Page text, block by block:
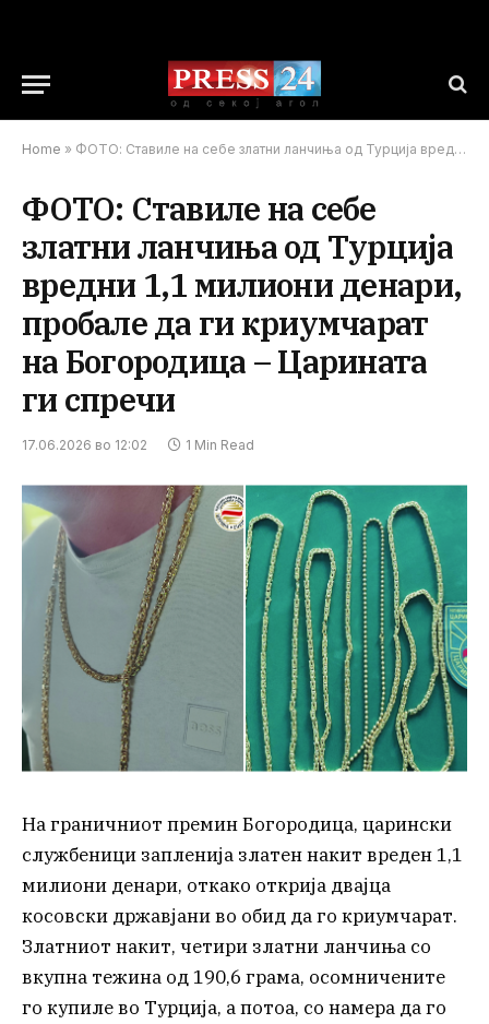
Home » ФОТО: Ставиле на себе златни ланчиња од Турција вредни 1,1 милиони денари, пробале да ги криумчарат на Богородица – Царината ги спречи
ФОТО: Ставиле на себе
златни ланчиња од Турција
вредни 1,1 милиони денари,
пробале да ги криумчарат
на Богородица – Царината
ги спречи
17.06.2026 во 12:02 1 Min Read
На граничниот премин Богородица, царински
службеници запленија златен накит вреден 1,1
милиони денари, откако открија двајца
косовски државјани во обид да го криумчарат.
Златниот накит, четири златни ланчиња со
вкупна тежина од 190,6 грама, осомничените
го купиле во Турција, а потоа, со намера да го